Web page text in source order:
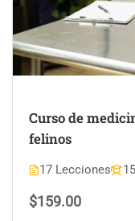
Curso de
felinos
17 Lecciones
$159.00